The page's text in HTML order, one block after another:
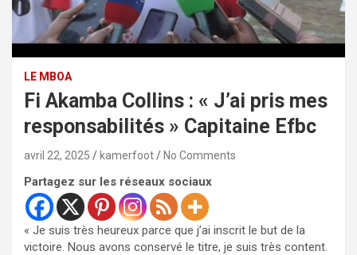
LE MBOA
Fi Akamba Collins : « J’ai pris mes
responsabilités » Capitaine Efbc
avril 22, 2025 kamerfoot No Comments
Partagez sur les réseaux sociaux
« Je suis très heureux parce que j’ai inscrit le but de la
victoire. Nous avons conservé le titre, je suis très content.